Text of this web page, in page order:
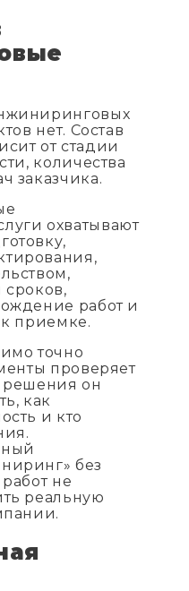
нет. Состав
от стадии
количества
заказчика.
охватывают
сроков,
работ и
к приемке.
точно
проверяет
решения он
как
и кто
без
не
реальную